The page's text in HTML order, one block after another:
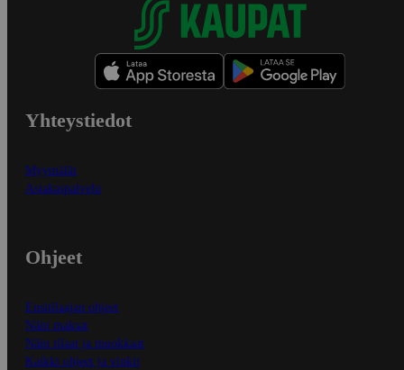
Yhteystiedot
Myymälät
Asiakaspalvelu
Ohjeet
Ensitilaajan ohjeet
Näin maksat
Näin tilaat ja muokkaat
Kaikki ohjeet ja vinkit